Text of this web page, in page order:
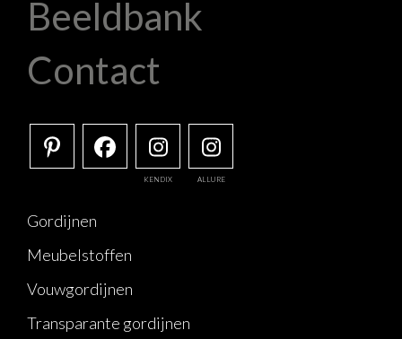
Beeldbank
Contact
KENDIX ALLURE
Gordijnen
Meubelstoffen
Vouwgordijnen
Transparante gordijnen